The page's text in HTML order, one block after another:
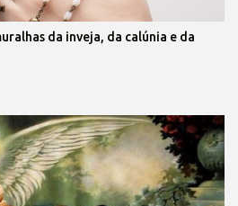
da inveja, da calúnia e da